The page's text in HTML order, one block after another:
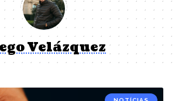
Velázquez